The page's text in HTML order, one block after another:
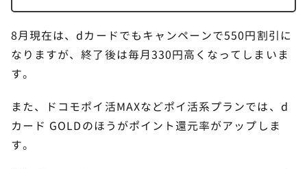
8月現在は、dカードでもキャンペーンで550円割引に
なりますが、終了後は毎月330円高くなってしまいま
す。
また、ドコモポイ活MAXなどポイ活系プランでは、d
カード GOLDのほうがポイント還元率がアップしま
す。